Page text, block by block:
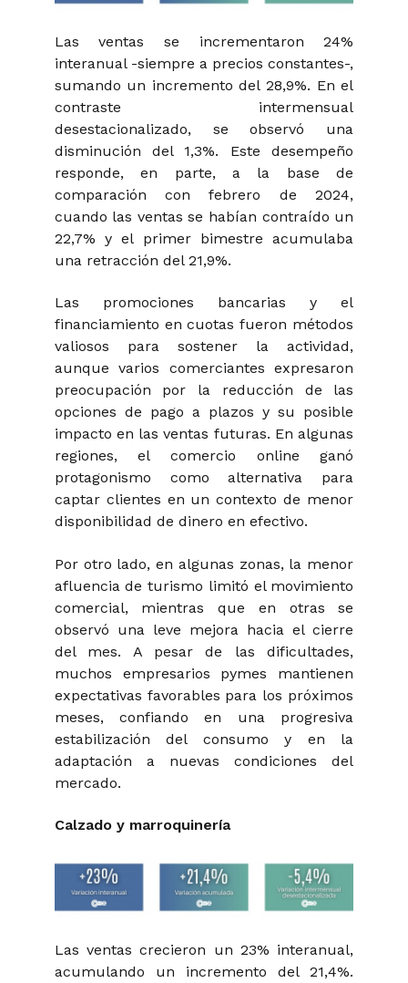
Las ventas se incrementaron 24%
interanual -siempre a precios constantes-,
sumando un incremento del 28,9%. En el
contraste intermensual
desestacionalizado, se observó una
disminución del 1,3%. Este desempeño
responde, en parte, a la base de
comparación con febrero de 2024,
cuando las ventas se habían contraído un
22,7% y el primer bimestre acumulaba
una retracción del 21,9%.
Las promociones bancarias y el
financiamiento en cuotas fueron métodos
valiosos para sostener la actividad,
aunque varios comerciantes expresaron
preocupación por la reducción de las
opciones de pago a plazos y su posible
impacto en las ventas futuras. En algunas
regiones, el comercio online ganó
protagonismo como alternativa para
captar clientes en un contexto de menor
disponibilidad de dinero en efectivo.
Por otro lado, en algunas zonas, la menor
afluencia de turismo limitó el movimiento
comercial, mientras que en otras se
observó una leve mejora hacia el cierre
del mes. A pesar de las dificultades,
muchos empresarios pymes mantienen
expectativas favorables para los próximos
meses, confiando en una progresiva
estabilización del consumo y en la
adaptación a nuevas condiciones del
mercado.
Calzado y marroquinería
Las ventas crecieron un 23% interanual,
acumulando un incremento del 21,4%.